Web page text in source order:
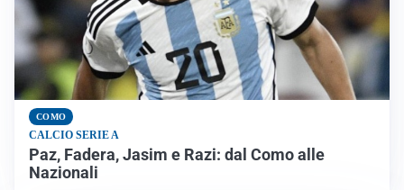
COMO
CALCIO SERIE A
Paz, Fadera, Jasim e Razi: dal Como alle
Nazionali